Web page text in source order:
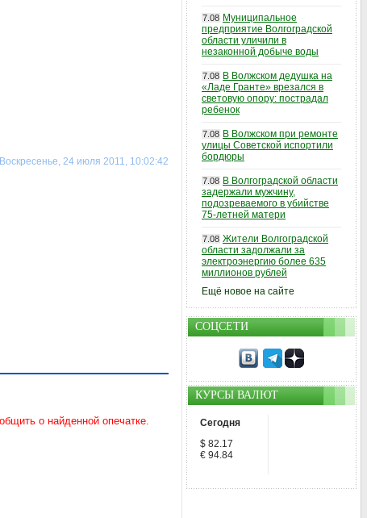
Воскресенье, 24 июля 2011, 10:02:42
7.08 Муниципальное
предприятие Волгоградской
области уличили в
незаконной добыче воды
7.08 В Волжском дедушка на
«Ладе Гранте» врезался в
световую опору: пострадал
ребенок
7.08 В Волжском при ремонте
улицы Советской испортили
бордюры
7.08 В Волгоградской области
задержали мужчину,
подозреваемого в убийстве
75-летней матери
7.08 Жители Волгоградской
области задолжали за
электроэнергию более 635
миллионов рублей
Ещё новое на сайте
СОЦСЕТИ
КУРСЫ ВАЛЮТ
Сегодня
$ 82.17
€ 94.84